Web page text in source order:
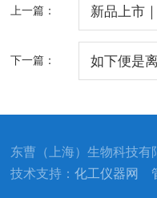
上一篇： 新品上市
下一篇： 如下便是
东曹（上海）生物科技
技术支持：化工仪器网